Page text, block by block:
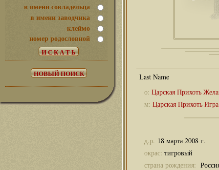
в имени совладельца
в имени заводчика
клеймо
номер родословной
о: Царская Прихоть
м: Царская Прихоть
д.р. 18 марта 2008 г.
окрас: тигровый
страна рождения: